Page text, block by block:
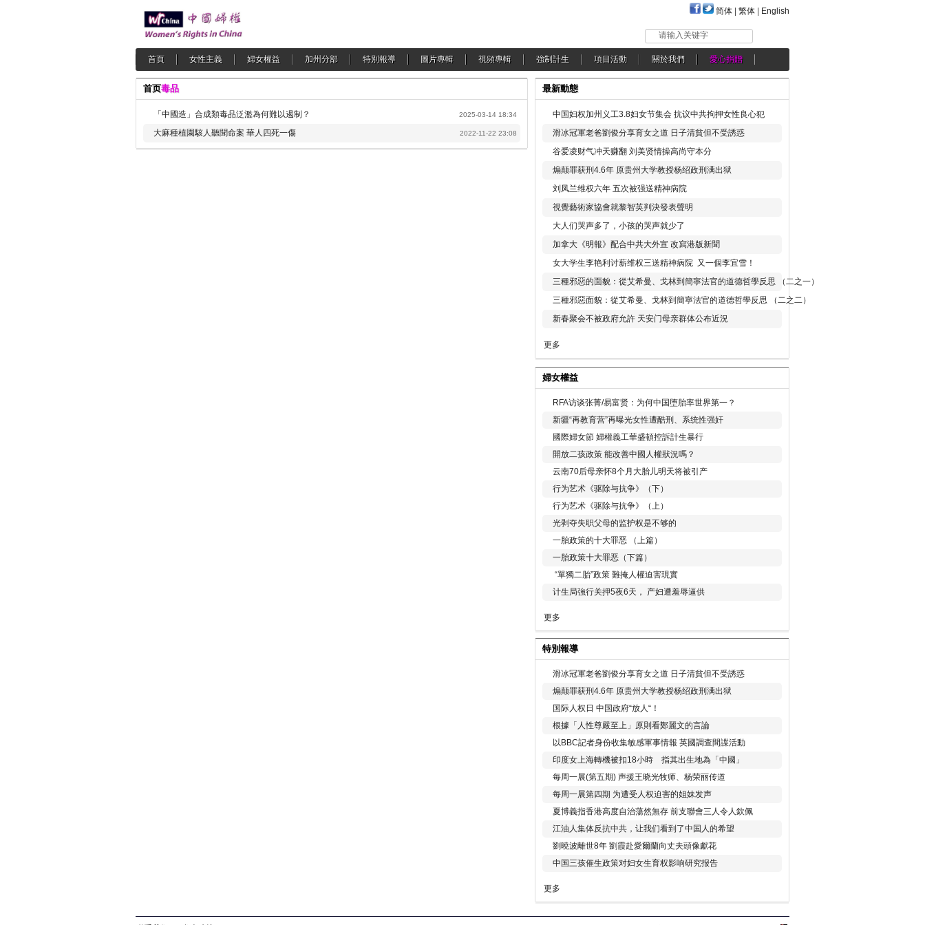
简体 繁体 English
请输入关键字
首頁 女性主義 婦女權益 加州分部 特別報導 圖片專輯 視頻專輯 強制計生 項目活動 關於我們 愛心捐贈
首页毒品
「中國造」合成類毒品泛濫為何難以遏制？ 2025-03-14 18:34
大麻種植園駭人聽聞命案 華人四死一傷 2022-11-22 23:08
最新動態
中国妇权加州义工3.8妇女节集会 抗议中共拘押女性良心犯
滑冰冠軍老爸劉俊分享育女之道 日子清貧但不受誘惑
谷爱凌财气冲天赚翻 刘美贤情操高尚守本分
煽颠罪获刑4.6年 原贵州大学教授杨绍政刑满出狱
刘凤兰维权六年 五次被强送精神病院
視覺藝術家協會就黎智英判決發表聲明
大人们哭声多了，小孩的哭声就少了
加拿大《明報》配合中共大外宣 改寫港版新聞
女大学生李艳利讨薪维权三送精神病院 又一個李宜雪！
三種邪惡的面貌：從艾希曼、戈林到簡寧法官的道德哲學反思 （二之一）
三種邪惡面貌：從艾希曼、戈林到簡寧法官的道德哲學反思 （二之二）
新春聚会不被政府允許 天安门母亲群体公布近況
更多
婦女權益
RFA访谈张菁/易富贤：为何中国堕胎率世界第一？
新疆“再教育营”再曝光女性遭酷刑、系统性强奸
國際婦女節 婦權義工華盛頓控訴計生暴行
開放二孩政策 能改善中國人權狀況嗎？
云南70后母亲怀8个月大胎儿明天将被引产
行为艺术《驱除与抗争》（下）
行为艺术《驱除与抗争》（上）
光剥夺失职父母的监护权是不够的
一胎政策的十大罪恶 （上篇）
一胎政策十大罪恶（下篇）
“單獨二胎”政策 難掩人權迫害現實
计生局強行关押5夜6天， 产妇遭羞辱逼供
更多
特別報導
滑冰冠軍老爸劉俊分享育女之道 日子清貧但不受誘惑
煽颠罪获刑4.6年 原贵州大学教授杨绍政刑满出狱
国际人权日 中国政府“放人“！
根據「人性尊嚴至上」原則看鄭麗文的言論
以BBC記者身份收集敏感軍事情報 英國調查間諜活動
印度女上海轉機被扣18小時 指其出生地為「中國」
每周一展(第五期) 声援王晓光牧师、杨荣丽传道
每周一展第四期 为遭受人权迫害的姐妹发声
夏博義指香港高度自治蕩然無存 前支聯會三人令人欽佩
江油人集体反抗中共，让我们看到了中国人的希望
劉曉波離世8年 劉霞赴愛爾蘭向丈夫頭像獻花
中国三孩催生政策对妇女生育权影响研究报告
更多